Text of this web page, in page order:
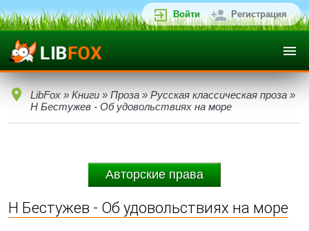
Войти Регистрация
LibFox » Книги » Проза » Русская классическая проза »
Н Бестужев - Об удовольствиях на море
Авторские права
Н Бестужев - Об удовольствиях на море